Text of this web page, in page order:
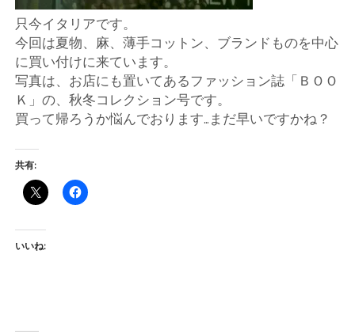
人
服
地
ア
ク
ー
ト
只今イタリアです。
今回は夏物、麻、薄手コットン、ブランドものを中心
に買い付けに来ています。
写真は、お店にも置いてあるファッション誌「ＢＯＯ
Ｋ」の、秋冬コレクション号です。
買って帰ろうか悩んでおります…まだ早いですかね？
共有:
いいね: